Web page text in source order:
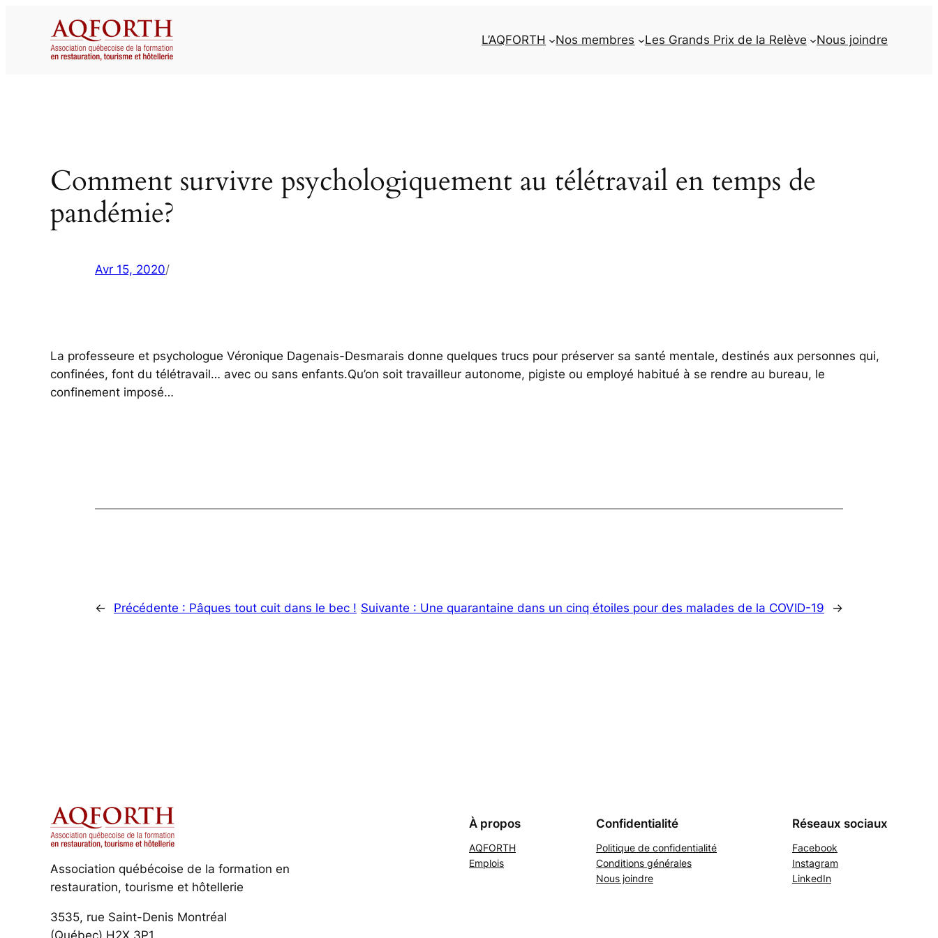
L’AQFORTH Nos membres Les Grands Prix de la Relève Nous joindre
Comment survivre psychologiquement au télétravail en temps de
pandémie?
Avr 15, 2020/
La professeure et psychologue Véronique Dagenais-Desmarais donne quelques trucs pour préserver sa santé mentale, destinés aux personnes qui,
confinées, font du télétravail… avec ou sans enfants.Qu’on soit travailleur autonome, pigiste ou employé habitué à se rendre au bureau, le
confinement imposé…
← Précédente : Pâques tout cuit dans le bec ! Suivante : Une quarantaine dans un cinq étoiles pour des malades de la COVID-19 →
Association québécoise de la formation en
restauration, tourisme et hôtellerie
3535, rue Saint-Denis Montréal
(Québec) H2X 3P1
À propos
AQFORTH
Emplois
Confidentialité
Politique de confidentialité
Conditions générales
Nous joindre
Réseaux sociaux
Facebook
Instagram
LinkedIn